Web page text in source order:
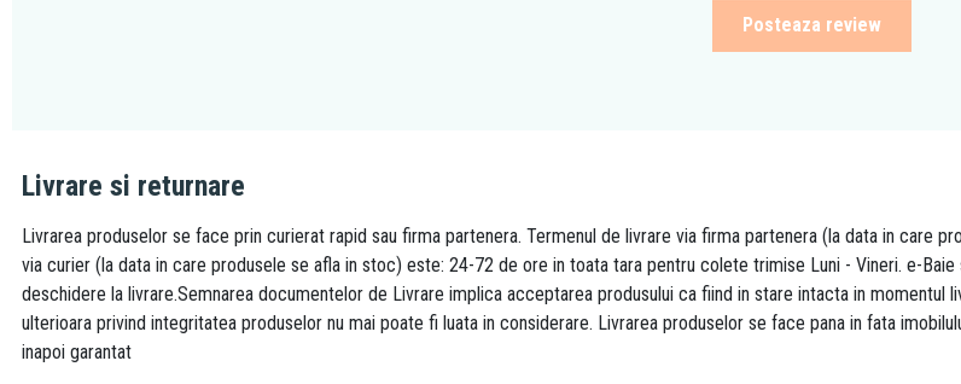
Posteaza review
Livrare si returnare
Livrarea produselor se face prin curierat rapid sau firma partenera. Termenul de livrare via firma partenera (la data in care
via curier (la data in care produsele se afla in stoc) este: 24-72 de ore in toata tara pentru colete trimise Luni - Vineri. e-
deschidere la livrare.Semnarea documentelor de Livrare implica acceptarea produsului ca fiind in stare intacta in
ulterioara privind integritatea produselor nu mai poate fi luata in considerare. Livrarea produselor se face pana in fata
inapoi garantat